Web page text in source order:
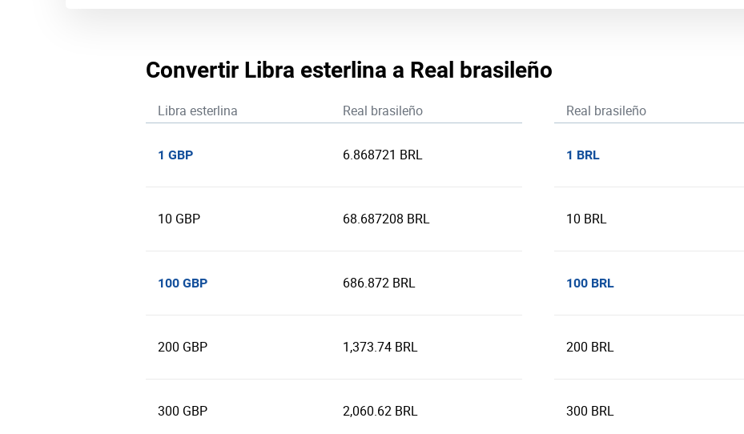
Convertir Libra esterlina a Real brasileño
Libra esterlina Real brasileño
1 GBP 6.868721 BRL
10 GBP 68.687208 BRL
100 GBP 686.872 BRL
200 GBP 1,373.74 BRL
300 GBP 2,060.62 BRL
Real brasileño
1 BRL
10 BRL
100 BRL
200 BRL
300 BRL